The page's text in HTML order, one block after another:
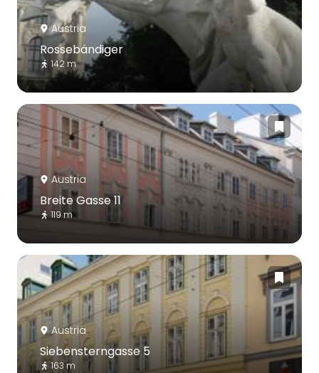
Austria
Rossebändiger
142 m
Austria
Breite Gasse 11
119 m
Austria
Siebensterngasse 5
163 m